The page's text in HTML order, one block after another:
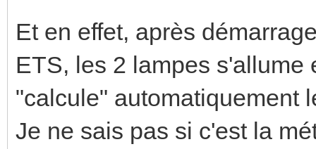
Et en effet, après
ETS, les 2 lampes
"calcule" automatiquement
Je ne sais pas si c'est la